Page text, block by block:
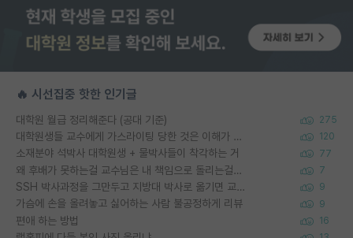
🔥 시선집중 핫한 인기글
대학원 월급 정리해준다 (공대 기준) 275
대학원생들 교수에게 가스라이팅 당한 것은 이해가 갑니다. 안타깝네요. 120
소재분야 석박사 대학원생 + 물박사들이 착각하는 거 77
왜 후배가 못하는걸 교수님은 내 책임으로 돌리는걸까요? 7
SSH 박사과정을 그만두고 지방대 박사로 옮기면 교수의 꿈은 끝일까요? 9
가슴에 손을 올려놓고 싫어하는 사람 불공정하게 리뷰 9
편애 하는 방법 16